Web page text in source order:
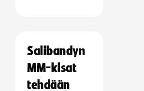
Salibandyn
MM-kisat
tehdään